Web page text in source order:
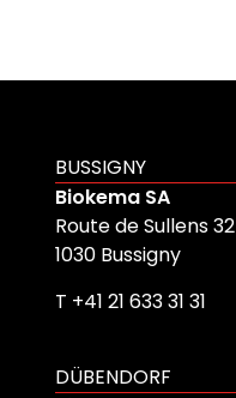
BUSSIGNY
Biokema SA
Route de Sullens 32
1030 Bussigny
T +41 21 633 31 31
DÜBENDORF